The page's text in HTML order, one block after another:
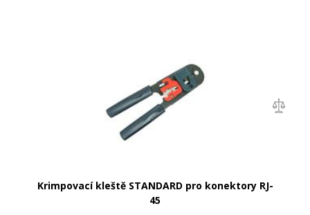
Krimpovací kleště STANDARD pro konektory RJ-
45